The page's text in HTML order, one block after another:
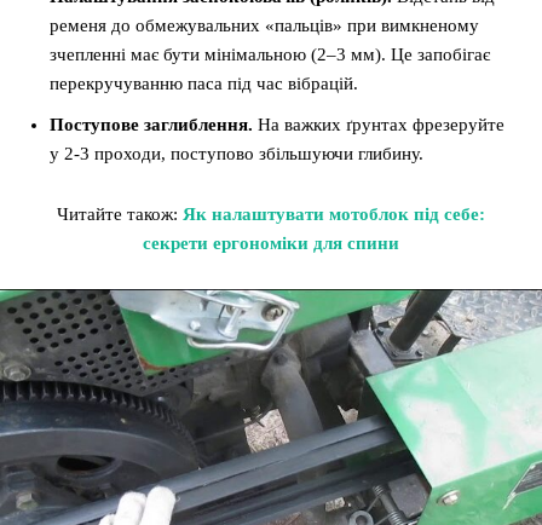
ременя до обмежувальних «пальців» при вимкненому
зчепленні має бути мінімальною (2–3 мм). Це запобігає
перекручуванню паса під час вібрацій.
Поступове заглиблення. На важких ґрунтах фрезеруйте
у 2-3 проходи, поступово збільшуючи глибину.
Читайте також: Як налаштувати мотоблок під себе:
секрети ергономіки для спини